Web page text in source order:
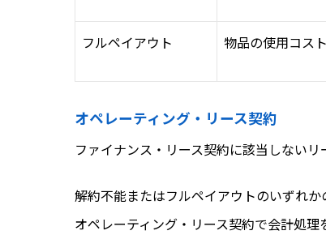
フルペイアウト 物品の使用コス
オペレーティング・リース契約
ファイナンス・リース契約に該当しないリ
解約不能またはフルペイアウトのいずれ
オペレーティング・リース契約で会計処理